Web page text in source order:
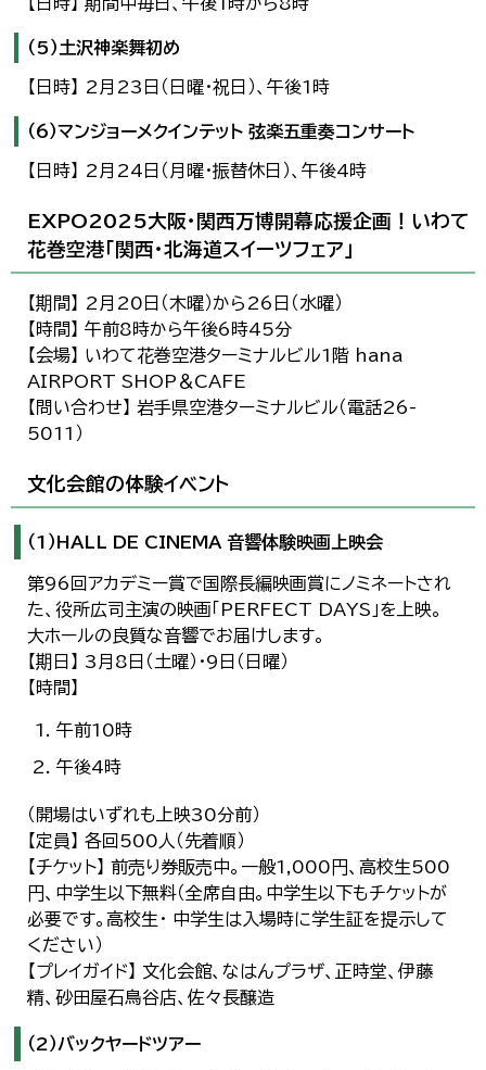
（5）土沢神楽舞初め
【日時】 2月23日（日曜・祝日）、午後1時
（6）マンジョーメクインテット 弦楽五重奏コンサート
【日時】 2月24日（月曜・振替休日）、午後4時
EXPO2025大阪・関西万博開幕応援企画！いわて
花巻空港「関西・北海道スイーツフェア」
【期間】 2月20日（木曜）から26日（水曜）
【時間】 午前8時から午後6時45分
【会場】 いわて花巻空港ターミナルビル1階 hana
AIRPORT SHOP＆CAFE
【問い合わせ】 岩手県空港ターミナルビル（電話26-
5011）
文化会館の体験イベント
（1）HALL DE CINEMA 音響体験映画上映会
第96回アカデミー賞で国際長編映画賞にノミネートされ
た、役所広司主演の映画「PERFECT DAYS」を上映。
大ホールの良質な音響でお届けします。
【期日】 3月8日（土曜）・9日（日曜）
【時間】
午前10時
午後4時
（開場はいずれも上映30分前）
【定員】 各回500人（先着順）
【チケット】 前売り券販売中。一般1,000円、高校生500
円、中学生以下無料（全席自由。中学生以下もチケットが
必要です。高校生・ 中学生は入場時に学生証を提示して
ください）
【プレイガイド】 文化会館、なはんプラザ、正時堂、伊藤
精、砂田屋石鳥谷店、佐々長醸造
（2）バックヤードツアー